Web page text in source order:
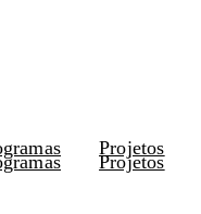
Projetos
Projetos